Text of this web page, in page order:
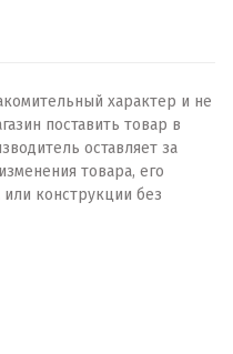
характер и не
поставить товар в
оставляет за
товара, его
конструкции без